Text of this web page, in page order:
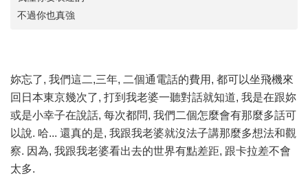
不過你也真強
妳忘了, 我們這二,三年, 二個通電話的費用, 都可以坐飛機來
回日本東京幾次了, 打到我老婆一聽對話就知道, 我是在跟妳
或是小幸子在說話, 每次都問, 我們二個怎麼會有那麼多話可
以說. 哈... 還真的是, 我跟我老婆就沒法子講那麼多想法和觀
察. 因為, 我跟我老婆看出去的世界有點差距, 跟卡拉差不會
太多.